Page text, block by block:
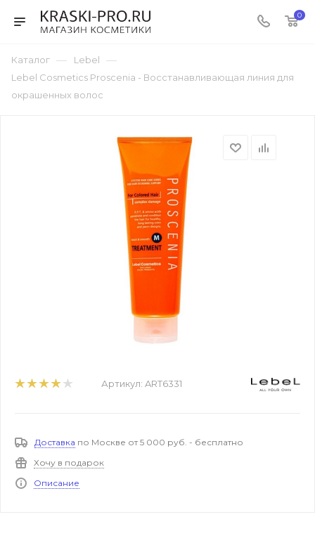
0
Каталог — Lebel —
Lebel Cosmetics Proscenia - Восстанавливающая линия для
окрашенных волос
Артикул: ART6331
Доставка по Москве от 5 000 руб. - бесплатно
Хочу в подарок
Описание